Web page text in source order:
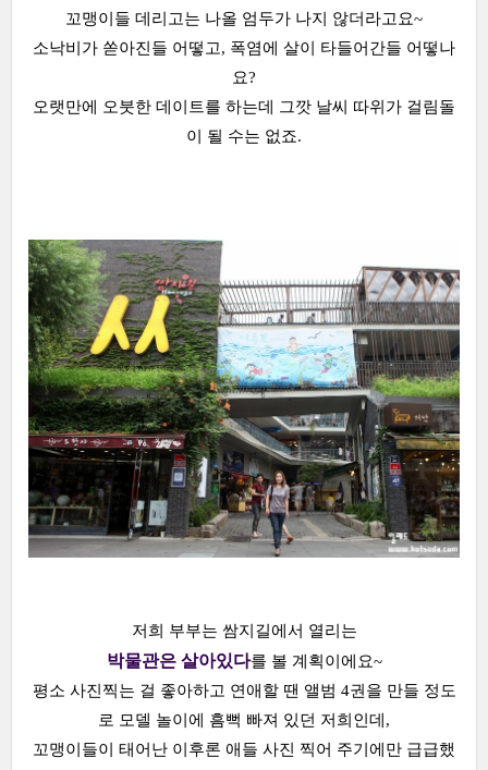
꼬맹이들 데리고는 나올 엄두가 나지 않더라고요~
소낙비가 쏟아진들 어떻고, 폭염에 살이 타들어간들 어떻나
요?
오랫만에 오붓한 데이트를 하는데 그깟 날씨 따위가 걸림돌
이 될 수는 없죠.
저희 부부는 쌈지길에서 열리는
박물관은 살아있다를 볼 계획이에요~
평소 사진찍는 걸 좋아하고 연애할 땐 앨범 4권을 만들 정도
로 모델 놀이에 흠뻑 빠져 있던 저희인데,
꼬맹이들이 태어난 이후론 애들 사진 찍어 주기에만 급급했